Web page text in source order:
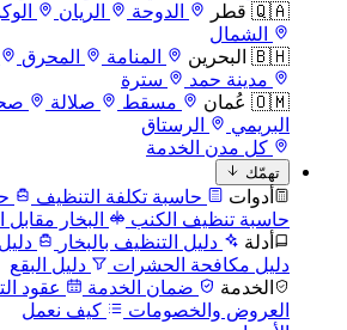
🇶🇦 قطر
الدوحة الريان
الشمال
🇧🇭 البحرين
المنامة المحرق
مدينة حمد
سترة
🇴🇲 عُمان
مسقط صلالة
البريمي
الرستاق
كل مدن الخدمة
تهمّك
أدوات حاسبة تكلفة التنظيف
حاسبة تنظيف الكنب
البخار مقابل
أدلة
دليل التنظيف بالبخار
دليل مكافحة الحشرات
دليل البقع
الخدمة
ضمان الخدمة
عقود
العروض والخصومات
كيف نعمل